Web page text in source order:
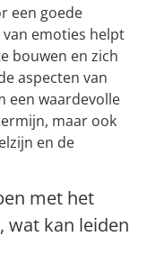
een goede
emoties helpt
bouwen en zich
aspecten van
een waardevolle
maar ook
en de
met het
wat kan leiden